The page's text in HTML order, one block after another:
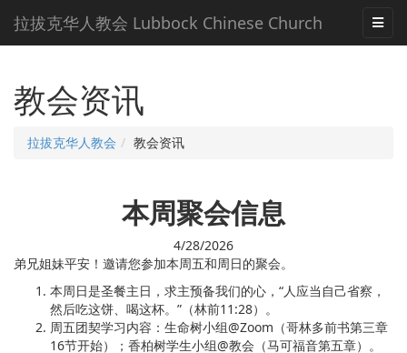
拉拔克华人教会 Lubbock Chinese Church
教会资讯
拉拔克华人教会 教会资讯
本周聚会信息
4/28/2026
弟兄姐妹平安！邀请您参加本周五和周日的聚会。
本周日是圣餐主日，求主预备我们的心，“人应当自己省察，
然后吃这饼、喝这杯。”（林前11:28）。
周五团契学习内容：生命树小组@Zoom（哥林多前书第三章
16节开始）；香柏树学生小组@教会（马可福音第五章）。